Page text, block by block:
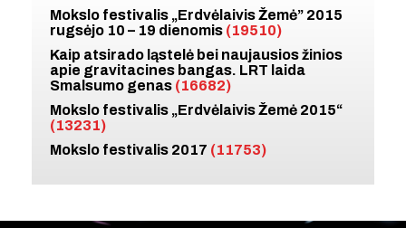
Mokslo festivalis „Erdvėlaivis Žemė” 2015
rugsėjo 10 – 19 dienomis (19510)
Kaip atsirado ląstelė bei naujausios žinios
apie gravitacines bangas. LRT laida
Smalsumo genas (16682)
Mokslo festivalis „Erdvėlaivis Žemė 2015“
(13231)
Mokslo festivalis 2017 (11753)